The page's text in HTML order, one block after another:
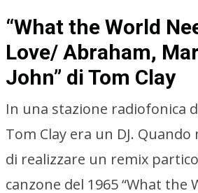
“What the World
Love/ Abraham,
John” di Tom Clay
In una stazione radiofonica
Tom Clay era un DJ. Quando
di realizzare un remix
canzone del 1965 “What the